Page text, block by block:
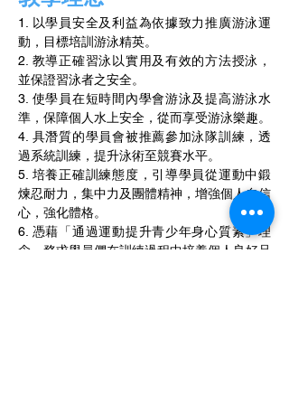
1. 以學員安全及利益為依據致力推廣游泳運
動，目標培訓游泳精英。
2. 教導正確習泳以實用及有效的方法授泳，
並保證習泳者之安全。
3. 使學員在短時間內學會游泳及提高游泳水
準，保障個人水上安全，從而享受游泳樂趣。
4. 具潛質的學員會被推薦參加泳隊訓練，透
過系統訓練，提升泳術至競賽水平。
5. 培養正確訓練態度，引導學員從運動中鍛
煉忍耐力，集中力及團體精神，增強個人自信
心，強化體格。
6. 憑藉「通過運動提升青少年身心質素」理
念，務求學員們在訓練過程中培養個人良好品